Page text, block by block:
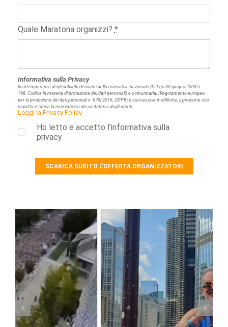
Quale Maratona organizzi? *
Informativa sulla Privacy
In ottemperanza degli obblighi derivanti dalla normativa nazionale (D. Lgs 30 giugno 2003 n.
196, Codice in materia di protezione dei dati personali) e comunitaria, (Regolamento europeo
per la protezione dei dati personali n. 679/2016, GDPR) e successive modifiche, il presente sito
rispetta e tutela la riservatezza dei visitatori e degli utenti.
Leggi la Privacy Policy
Ho letto e accetto l'informativa sulla
privacy
SCARICA SUBITO L'OFFERTA ORGANIZZATORI